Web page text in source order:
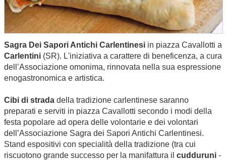
Sagra Dei Sapori Antichi Carlentinesi in piazza Cavallotti a
Carlentini (SR). L'iniziativa a carattere di beneficenza, a cura
dell’Associazione omonima, rinnovata nella sua espressione
enogastronomica e artistica.
Cibi di strada della tradizione carlentinese saranno
preparati e serviti in piazza Cavallotti secondo i modi della
festa popolare ad opera delle volontarie e dei volontari
dell’Associazione Sagra dei Sapori Antichi Carlentinesi.
Stand espositivi con specialità della tradizione (tra cui
riscuotono grande successo per la manifattura il cudduruni -